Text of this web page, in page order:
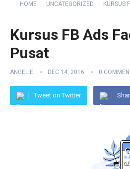
HOME UNCATEGORIZED KURSUS
Kursus FB Ads
Pusat
ANGELIE DEC 14, 2016 0
Tweet on Twitter